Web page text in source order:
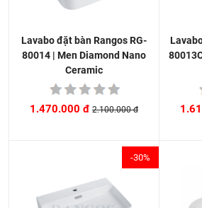
Lavabo đặt bàn Rangos RG-
80014 | Men Diamond Nano
Ceramic
1.470.000 đ 2.100.000 đ
-30%